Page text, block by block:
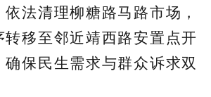
法清理柳糖路马路市场，
转移至邻近靖西路安置点开
确保民生需求与群众诉求双